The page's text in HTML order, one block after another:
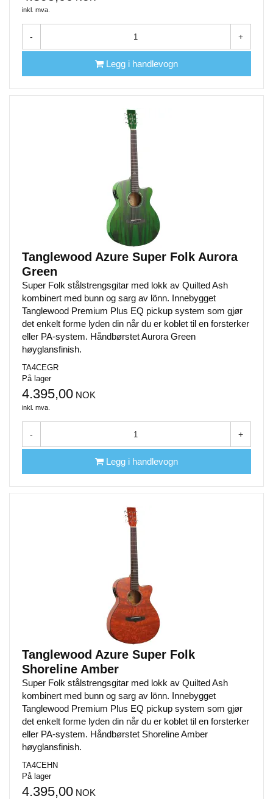
inkl. mva.
- +
Legg i handlevogn
Tanglewood Azure Super Folk Aurora
Green
Super Folk stålstrengsgitar med lokk av Quilted Ash
kombinert med bunn og sarg av lönn. Innebygget
Tanglewood Premium Plus EQ pickup system som gjør
det enkelt forme lyden din når du er koblet til en forsterker
eller PA-system. Håndbørstet Aurora Green
høyglansfinish.
TA4CEGR
På lager
4.395,00 NOK
inkl. mva.
- +
Legg i handlevogn
Tanglewood Azure Super Folk
Shoreline Amber
Super Folk stålstrengsgitar med lokk av Quilted Ash
kombinert med bunn og sarg av lönn. Innebygget
Tanglewood Premium Plus EQ pickup system som gjør
det enkelt forme lyden din når du er koblet til en forsterker
eller PA-system. Håndbørstet Shoreline Amber
høyglansfinish.
TA4CEHN
På lager
4.395,00 NOK